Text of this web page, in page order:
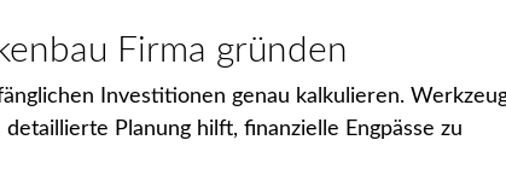
Firma gründen
Investitionen genau kalkulieren.
Planung hilft, finanzielle Engpässe zu